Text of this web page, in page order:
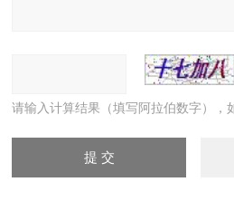
请输入计算结果（填写阿拉伯数字），